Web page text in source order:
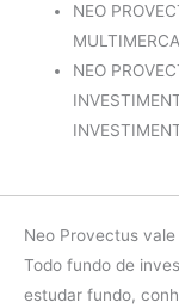
NEO
NEO
Neo Provectus vale
Todo fundo de
estudar fundo,